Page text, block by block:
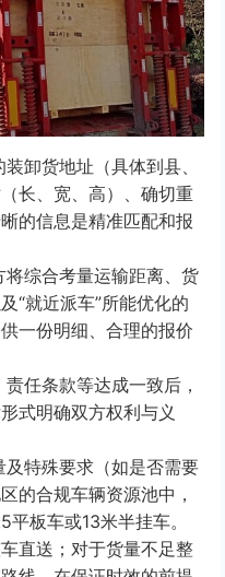
卸货地址（具体到县、
长、宽、高）、确切重
的信息是精准匹配和报
综合考量运输距离、货
“就近派车”所能优化的
一份明细、合理的报价
任条款等达成一致后，
式明确双方权利与义
特殊要求（如是否需要
的合规车辆资源池中，
板车或13米半挂车。
直送；对于货量不足整